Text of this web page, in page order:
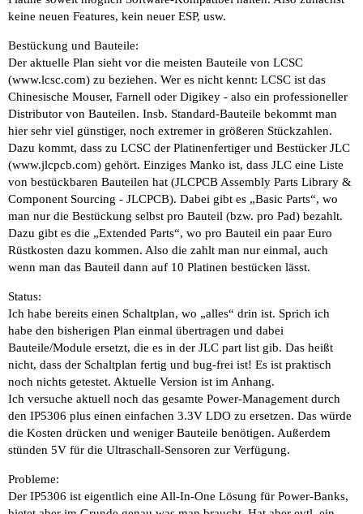
keine neuen Features, kein neuer ESP, usw.
Bestückung und Bauteile:
Der aktuelle Plan sieht vor die meisten Bauteile von LCSC
(www.lcsc.com) zu beziehen. Wer es nicht kennt: LCSC ist das
Chinesische Mouser, Farnell oder Digikey - also ein professioneller
Distributor von Bauteilen. Insb. Standard-Bauteile bekommt man
hier sehr viel günstiger, noch extremer in größeren Stückzahlen.
Dazu kommt, dass zu LCSC der Platinenfertiger und Bestücker JLC
(www.jlcpcb.com) gehört. Einziges Manko ist, dass JLC eine Liste
von bestückbaren Bauteilen hat (JLCPCB Assembly Parts Library &
Component Sourcing - JLCPCB). Dabei gibt es „Basic Parts“, wo
man nur die Bestückung selbst pro Bauteil (bzw. pro Pad) bezahlt.
Dazu gibt es die „Extended Parts“, wo pro Bauteil ein paar Euro
Rüstkosten dazu kommen. Also die zahlt man nur einmal, auch
wenn man das Bauteil dann auf 10 Platinen bestücken lässt.
Status:
Ich habe bereits einen Schaltplan, wo „alles“ drin ist. Sprich ich
habe den bisherigen Plan einmal übertragen und dabei
Bauteile/Module ersetzt, die es in der JLC part list gib. Das heißt
nicht, dass der Schaltplan fertig und bug-frei ist! Es ist praktisch
noch nichts getestet. Aktuelle Version ist im Anhang.
Ich versuche aktuell noch das gesamte Power-Management durch
den IP5306 plus einen einfachen 3.3V LDO zu ersetzen. Das würde
die Kosten drücken und weniger Bauteile benötigen. Außerdem
stünden 5V für die Ultraschall-Sensoren zur Verfügung.
Probleme:
Der IP5306 ist eigentlich eine All-In-One Lösung für Power-Banks,